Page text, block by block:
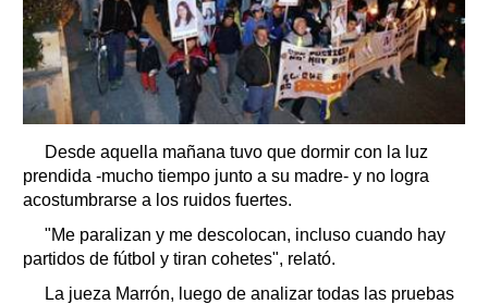
Desde aquella mañana tuvo que dormir con la luz
prendida -mucho tiempo junto a su madre- y no logra
acostumbrarse a los ruidos fuertes.
"Me paralizan y me descolocan, incluso cuando hay
partidos de fútbol y tiran cohetes", relató.
La jueza Marrón, luego de analizar todas las pruebas